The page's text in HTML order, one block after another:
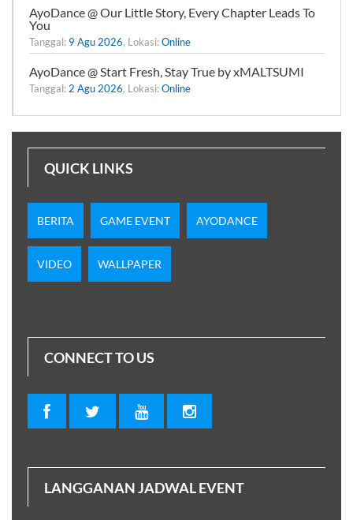
AyoDance @ Our Little Story, Every Chapter Leads To
You
Tanggal: 9 Agu 2026, Lokasi:Online
AyoDance @ Start Fresh, Stay True by xMALTSUMI
Tanggal: 2 Agu 2026, Lokasi:Online
QUICK LINKS
BERITA GAME EVENT AYODANCE
VIDEO WALLPAPER
CONNECT TO US
LANGGANAN JADWAL EVENT